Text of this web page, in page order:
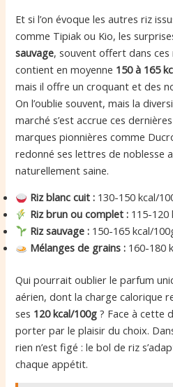
Et si l’on évoque les autres riz
comme Tipiak ou Kio, les
sauvage, souvent offert dans ces
contient en moyenne 150 à 165
mais il offre un croquant et des
On l’oublie souvent, mais la
marché s’est accrue ces
marques pionnières comme
redonné ses lettres de noblesse
naturellement saine.
Riz blanc cuit : 130-150 kcal/
Riz brun ou complet : 115-120
Riz sauvage : 150-165 kcal/
Mélanges de grains : 160-180
Qui pourrait oublier le parfum
aérien, dont la charge calorique
ses 120 kcal/100g ? Face à cette
porter par le plaisir du choix.
rien n’est figé : le bol de riz
chaque appétit.